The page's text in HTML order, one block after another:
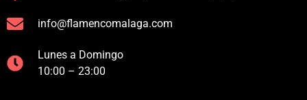
info@flamencomalaga.com
Lunes a Domingo
10:00 – 23:00